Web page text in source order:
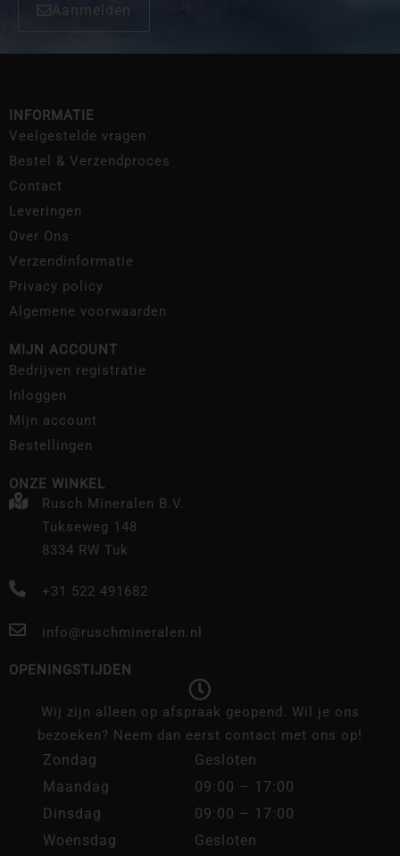
Aanmelden
INFORMATIE
Veelgestelde vragen
Bestel & Verzendproces
Contact
Leveringen
Over Ons
Verzendinformatie
Privacy policy
Algemene voorwaarden
MIJN ACCOUNT
Bedrijven registratie
Inloggen
Mijn account
Bestellingen
ONZE WINKEL
Rusch Mineralen B.V.
Tukseweg 148
8334 RW Tuk
+31 522 491682
info@ruschmineralen.nl
OPENINGSTIJDEN
Wij zijn alleen op afspraak geopend. Wil je ons
bezoeken? Neem dan eerst contact met ons op!
Zondag
Gesloten
Maandag
09:00 – 17:00
Dinsdag
09:00 – 17:00
Woensdag
Gesloten